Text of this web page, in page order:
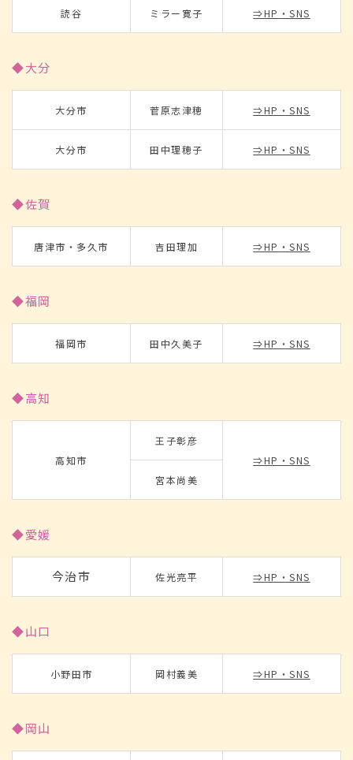
読谷 ミラー寛子 ⇒HP・SNS
◆大分
大分市 菅原志津穂 ⇒HP・SNS
大分市 田中理穂子 ⇒HP・SNS
◆佐賀
唐津市・多久市 吉田理加 ⇒HP・SNS
◆福岡
福岡市 田中久美子 ⇒HP・SNS
◆高知
高知市
王子彰彦
⇒HP・SNS
宮本尚美
◆愛媛
今治市 佐光亮平 ⇒HP・SNS
◆山口
小野田市 岡村義美 ⇒HP・SNS
◆岡山